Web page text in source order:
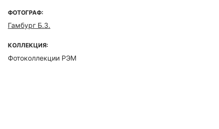
ФОТОГРАФ:
Гамбург Б.З.
КОЛЛЕКЦИЯ:
Фотоколлекции РЭМ